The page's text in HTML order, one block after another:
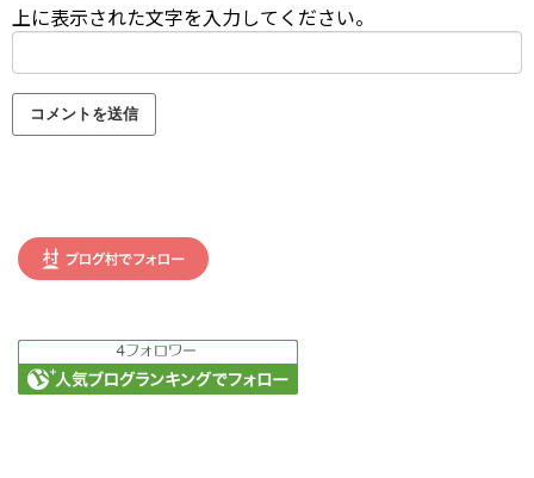
上に表示された文字を入力してください。